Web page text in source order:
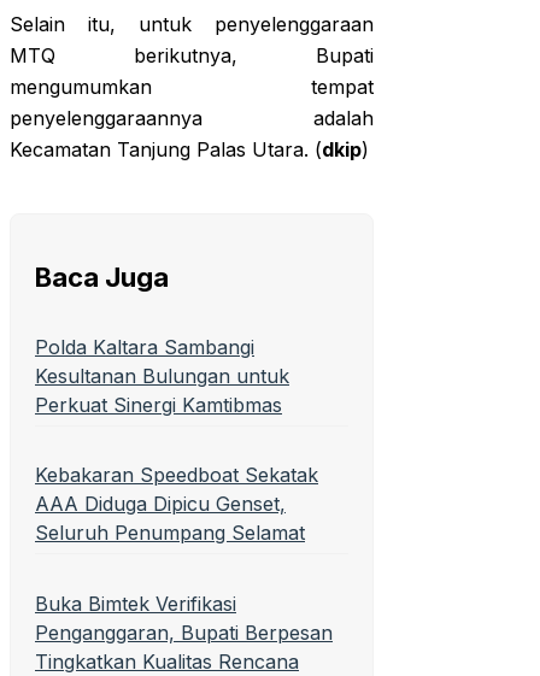
Selain itu, untuk penyelenggaraan
MTQ berikutnya, Bupati
mengumumkan tempat
penyelenggaraannya adalah
Kecamatan Tanjung Palas Utara. (dkip)
Baca Juga
Polda Kaltara Sambangi
Kesultanan Bulungan untuk
Perkuat Sinergi Kamtibmas
Kebakaran Speedboat Sekatak
AAA Diduga Dipicu Genset,
Seluruh Penumpang Selamat
Buka Bimtek Verifikasi
Penganggaran, Bupati Berpesan
Tingkatkan Kualitas Rencana